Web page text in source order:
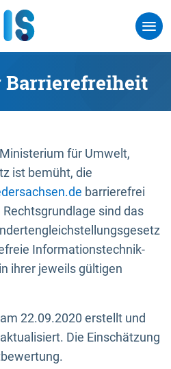
Barrierefreiheit
für Umwelt,
ist bemüht, die
barrierefrei
sind das
Informationstechnik-
ihrer jeweils gültigen
22.09.2020 erstellt und
Die Einschätzung